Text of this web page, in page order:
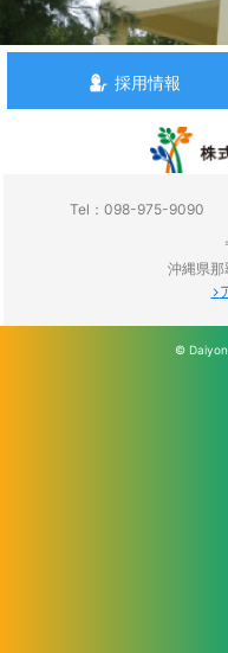
採用情報
Tel：098-975-9090
沖縄県那
©